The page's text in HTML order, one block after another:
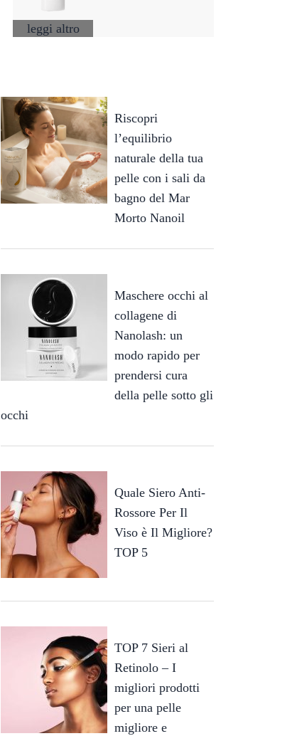
leggi altro
Riscopri
l’equilibrio
naturale della tua
pelle con i sali da
bagno del Mar
Morto Nanoil
Maschere occhi al
collagene di
Nanolash: un
modo rapido per
prendersi cura
della pelle sotto gli
occhi
Quale Siero Anti-
Rossore Per Il
Viso è Il Migliore?
TOP 5
TOP 7 Sieri al
Retinolo – I
migliori prodotti
per una pelle
migliore e